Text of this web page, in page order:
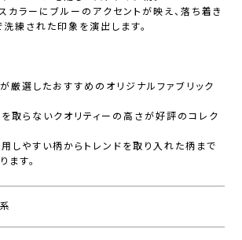
カラーにブルーのアクセントが映え、落ち着き
練された印象を演出します。
厳選したおすすめのオリジナルファブリック
取らないクオリティーの高さが好評のコレク
しやすい柄からトレンドを取り入れた柄まで
ます。